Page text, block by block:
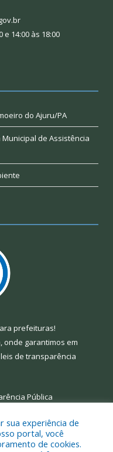
14:00 às 18:00
do Ajuru/PA
de Assistência
prefeituras!
onde garantimos em
leis de transparência
Pública
sua experiência de
portal, você
de cookies.